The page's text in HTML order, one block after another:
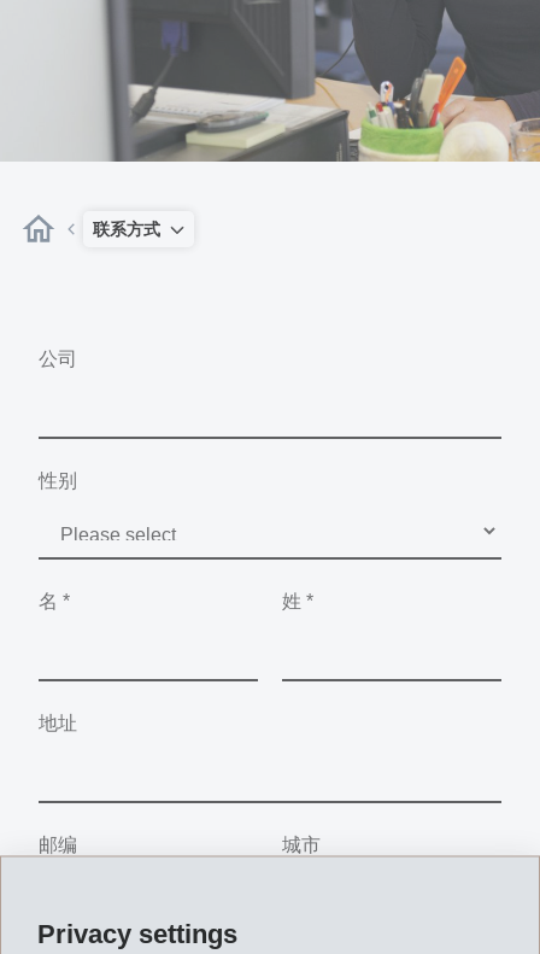
Privacy settings
联系方式
公司
性别
名 * 姓 *
地址
邮编 城市